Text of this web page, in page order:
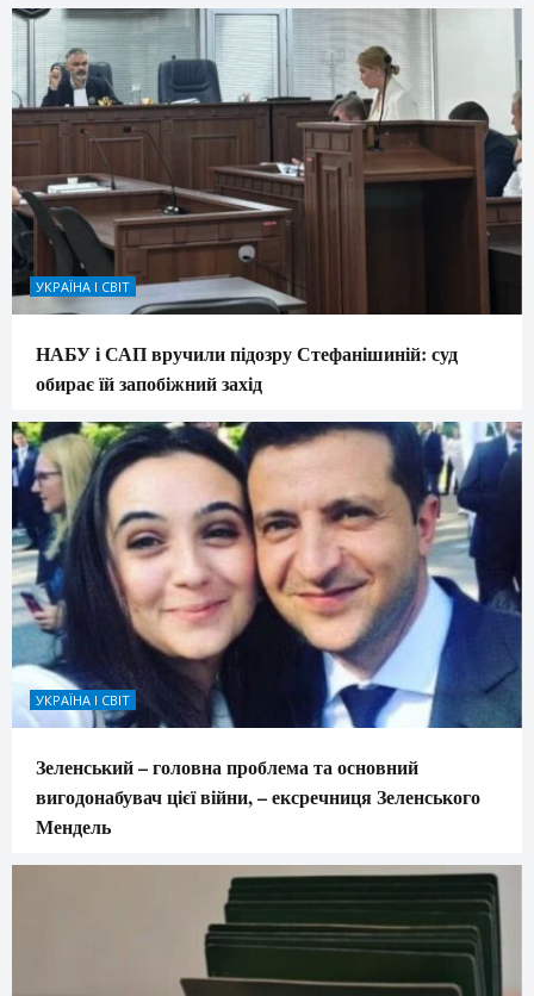
УКРАЇНА І СВІТ
НАБУ і САП вручили підозру Стефанішиній: суд
обирає їй запобіжний захід
УКРАЇНА І СВІТ
Зеленський – головна проблема та основний
вигодонабувач цієї війни, – ексречниця Зеленського
Мендель